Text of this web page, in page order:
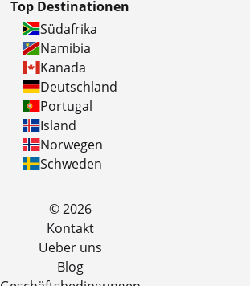
Top Destinationen
Südafrika
Namibia
Kanada
Deutschland
Portugal
Island
Norwegen
Schweden
© 2026
Kontakt
Ueber uns
Blog